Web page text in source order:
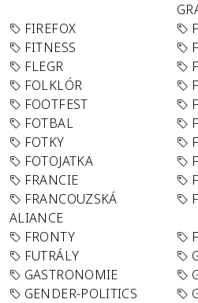
FIREFOX
FITNESS
FLEGR
FOLKLÓR
FOOTFEST
FOTBAL
FOTKY
FOTOJATKA
FRANCIE
FRANCOUZSKÁ
ALIANCE
FRONTY
FUTRÁLY
GASTRONOMIE
GENDER-POLITICS